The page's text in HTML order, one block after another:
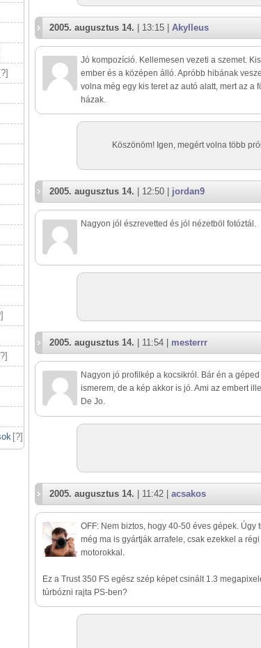
[?]
]
?]
[?]
2005. augusztus 14. | 13:15 | Akylleus
Jó kompozíció. Kellemesen vezeti a szemet.
ember és a középen álló. Apróbb hibának
volna még egy kis teret az autó alatt, mert az a
házak.
Köszönöm! Igen, megért volna több
2005. augusztus 14. | 12:50 | jordan9
Nagyon jól észrevetted és jól nézetböl fotóztál.
2005. augusztus 14. | 11:54 | mesterrr
Nagyon jó profilkép a kocsikról. Bár én a
ismerem, de a kép akkor is jó. Ami az embert
De Jo.
2005. augusztus 14. | 11:42 | acsakos
OFF: Nem biztos, hogy 40-50 éves gépek. Úgy
még ma is gyártják arrafele, csak ezekkel a
motorokkal.
Ez a Trust 350 FS egész szép képet csinált 1.3
túrbózni rajta PS-ben?